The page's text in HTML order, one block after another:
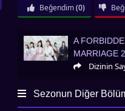
Beğendim (0)
A Forbidden Marriage 2025 Çin
A
MARRIAGE
Dizinin
Sezonun Diğer